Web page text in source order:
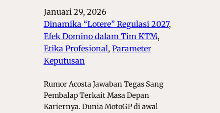
Januari 29, 2026
Dinamika “Lotere” Regulasi 2027 ,
Efek Domino dalam Tim KTM ,
Etika Profesional, Parameter
Keputusan
Rumor Acosta Jawaban Tegas Sang
Pembalap Terkait Masa Depan
Kariernya. Dunia MotoGP di awal